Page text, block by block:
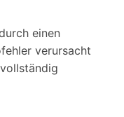
einen
verursacht